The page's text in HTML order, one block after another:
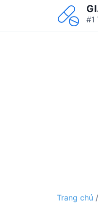
#1
Trang chủ /